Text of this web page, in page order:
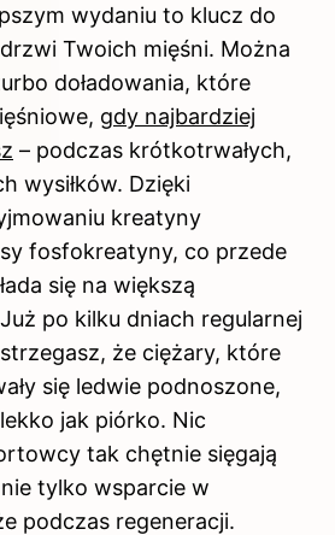
wydaniu to klucz do
Twoich mięśni. Można
doładowania, które
gdy najbardziej
– podczas krótkotrwałych,
wysiłków. Dzięki
kreatyny
fosfokreatyny, co przede
się na większą
po kilku dniach regularnej
że ciężary, które
się ledwie podnoszone,
jak piórko. Nic
tak chętnie sięgają
tylko wsparcie w
podczas regeneracji.